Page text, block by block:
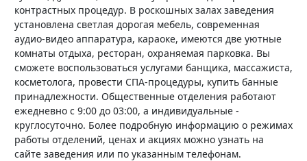
контрастных процедур. В роскошных залах заведения
установлена светлая дорогая мебель, современная
аудио-видео аппаратура, караоке, имеются две уютные
комнаты отдыха, ресторан, охраняемая парковка. Вы
сможете воспользоваться услугами банщика, массажиста,
косметолога, провести СПА-процедуры, купить банные
принадлежности. Общественные отделения работают
ежедневно с 9:00 до 03:00, а индивидуальные -
круглосуточно. Более подробную информацию о режимах
работы отделений, ценах и акциях можно узнать на
сайте заведения или по указанным телефонам.